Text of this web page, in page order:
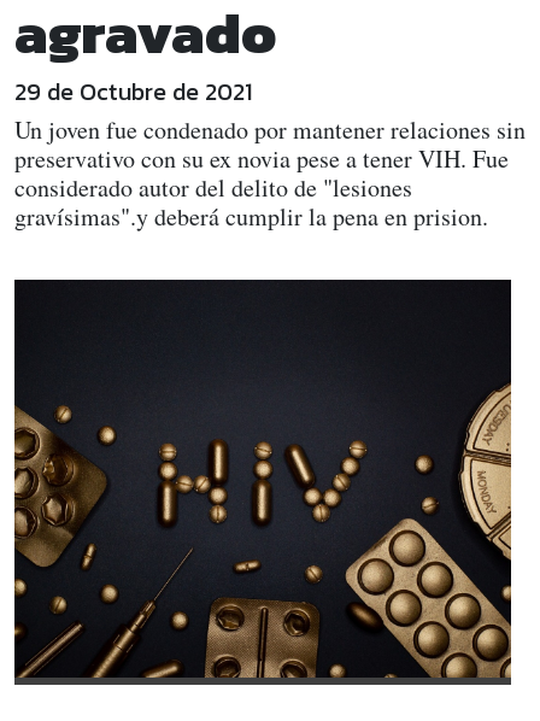
agravado
29 de Octubre de 2021
Un joven fue condenado por mantener relaciones sin
preservativo con su ex novia pese a tener VIH. Fue
considerado autor del delito de "lesiones
gravísimas".y deberá cumplir la pena en prision.